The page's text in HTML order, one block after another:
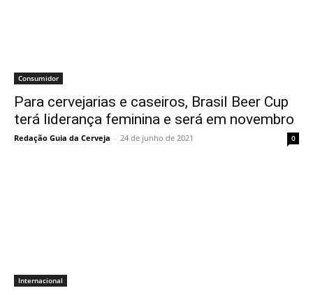
Consumidor
Para cervejarias e caseiros, Brasil Beer Cup
terá liderança feminina e será em novembro
Redação Guia da Cerveja - 24 de junho de 2021 0
Internacional